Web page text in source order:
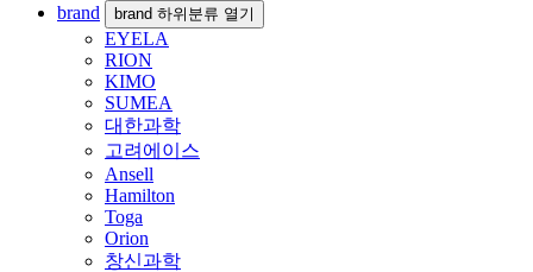
brand
brand 하위분류 열기
EYELA
RION
KIMO
SUMEA
대한과학
고려에이스
Ansell
Hamilton
Toga
Orion
창신과학